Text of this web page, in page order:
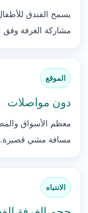
مشاركة الغرفة
الموقع
دون مواصلات
معظم الأسواق
مسافة مشي قصيرة.
الانتباه